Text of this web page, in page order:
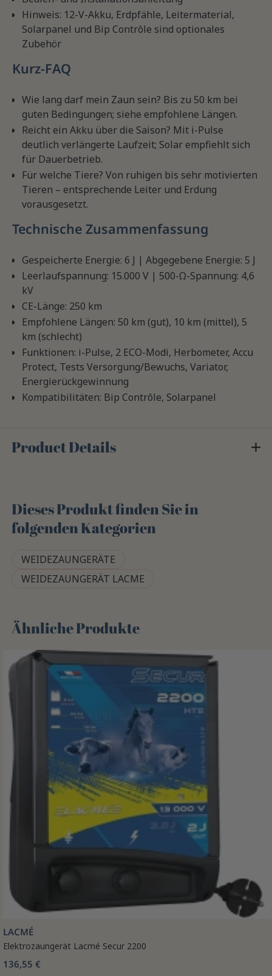
Hinweis: 12-V-Akku, Erdpfähle, Leitermaterial,
Solarpanel und Bip Contrôle sind optionales
Zubehör
Kurz-FAQ
Wie lang darf mein Zaun sein? Bis zu 50 km bei
guten Bedingungen; siehe empfohlene Längen.
Reicht ein Akku über die Saison? Mit i-Pulse
deutlich verlängerte Laufzeit; Solar empfiehlt sich
für Dauerbetrieb.
Für welche Tiere? Von ruhigen bis sehr motivierten
Tieren – entsprechende Leiter und Erdung
vorausgesetzt.
Technische Zusammenfassung
Gespeicherte Energie: 6 J | Abgegebene Energie: 5 J
Leerlaufspannung: 15.000 V | 500-Ω-Spannung: 4,6
kV
CE-Länge: 250 km
Empfohlene Längen: 50 km (gut), 10 km (mittel), 5
km (schlecht)
Funktionen: i-Pulse, 2 ECO-Modi, Herbometer, Accu
Protect, Tests Versorgung/Bewuchs, Variator,
Energierückgewinnung
Kompatibilitäten: Bip Contrôle, Solarpanel
Product Details
Dieses Produkt finden Sie in
folgenden Kategorien
WEIDEZAUNGERÄTE
WEIDEZAUNGERÄT LACME
Ähnliche Produkte
LACMÉ
Elektrozaungerät Lacmé Secur 2200
136,55 €